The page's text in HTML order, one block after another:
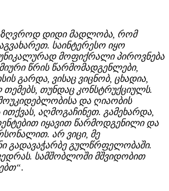
დიდი მადლობა, რომ
საინტერესო იყო
უნიკალურად მოფიქრალი პიროვნება
წრის წარმომადგენლები,
გარდა, ვისაც ვიცნობ, ცხადია,
თემებს, თუნდაც კონსტრუქციულს.
და ღიაობის
ითქვას, აღმოგაჩინეთ. გამეხარდა,
იყავით წარმოდგენილი და
არ ვიცი, მე
გადავაჭარბე გულწრფელობაში.
სამშობლოში მშვიდობით
.